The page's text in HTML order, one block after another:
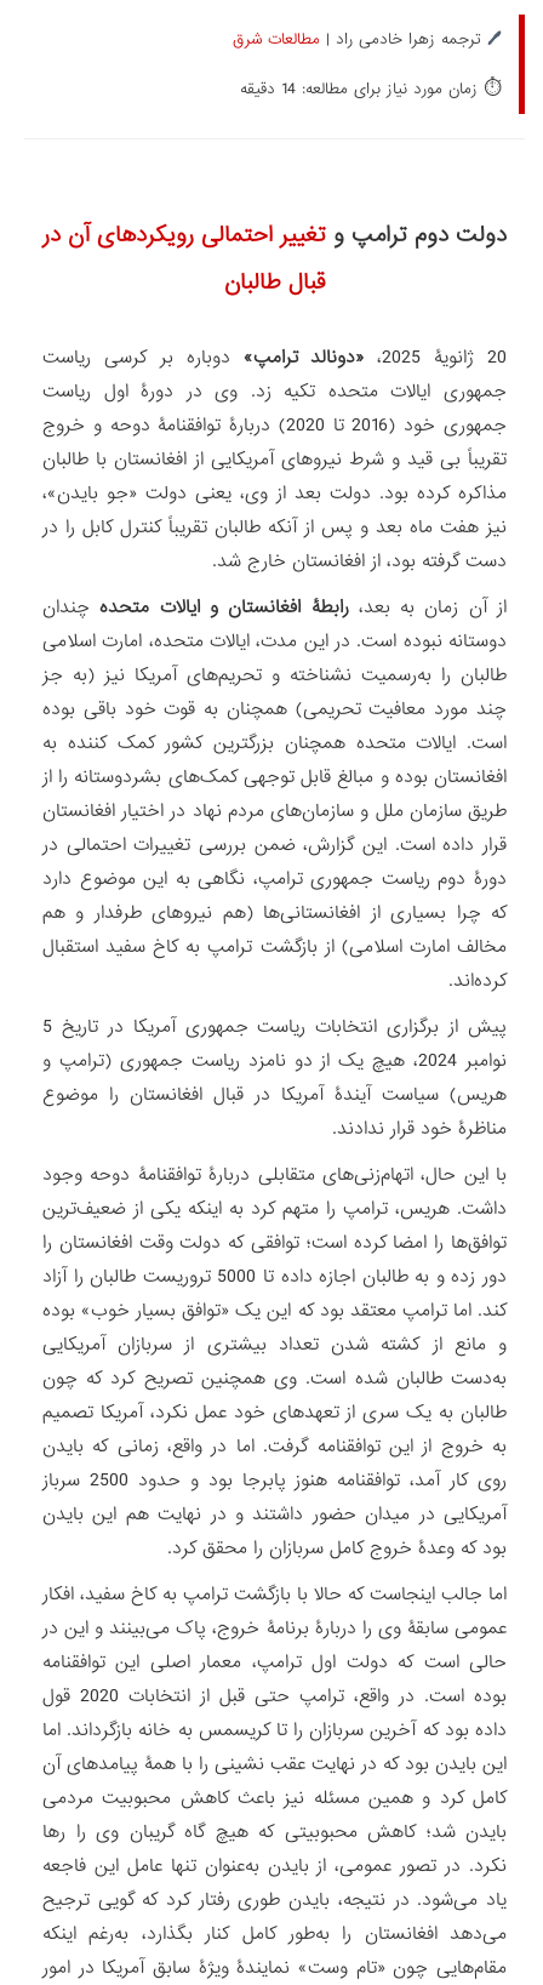
🖊️ ترجمه زهرا خادمی راد | مطالعات شرق
⏱️ زمان مورد نیاز برای مطالعه: 14 دقیقه
دولت دوم ترامپ و تغییر احتمالی رویکردهای آن در
قبال طالبان
20 ژانویۀ 2025، «دونالد ترامپ» دوباره بر کرسی ریاست
جمهوری ایالات متحده تکیه زد. وی در دورۀ اول ریاست
جمهوری خود (2016 تا 2020) دربارۀ توافقنامۀ دوحه و خروج
تقریباً بی ‌قید و شرط نیروهای آمریکایی از افغانستان با طالبان
مذاکره کرده بود. دولت بعد از وی، یعنی دولت «جو بایدن»،
نیز هفت ماه بعد و پس از آنکه طالبان تقریباً کنترل کابل را در
دست گرفته بود، از افغانستان خارج شد.
از آن زمان به بعد،رابطۀ افغانستان و ایالات متحدهچندان
دوستانه نبوده است. در این مدت، ایالات متحده، امارت اسلامی
طالبان را به‌رسمیت نشناخته و تحریم‌های آمریکا نیز (به جز
چند مورد معافیت تحریمی) همچنان به قوت خود باقی بوده
است. ایالات متحده همچنان بزرگترین کشور کمک کننده به
افغانستان بوده و مبالغ قابل توجهی کمک‌های بشردوستانه را از
طریق سازمان ملل و سازمان‌‌های مردم نهاد در اختیار افغانستان
قرار داده است. این گزارش، ضمن بررسی تغییرات احتمالی در
دورۀ دوم ریاست جمهوری ترامپ، نگاهی به این موضوع دارد
که چرا بسیاری از افغانستانی‌ها (هم نیروهای طرفدار و هم
مخالف امارت اسلامی) از بازگشت ترامپ به کاخ سفید استقبال
کرده‌اند.
پیش از برگزاری انتخابات ریاست جمهوری آمریکا در تاریخ 5
نوامبر 2024، هیچ‌ یک از دو نامزد ریاست جمهوری (ترامپ و
هریس) سیاست آیندۀ آمریکا در قبال افغانستان را موضوع
مناظرۀ خود قرار ندادند.
با این حال، اتهام‌زنی‌های متقابلی دربارۀ توافقنامۀ دوحه وجود
داشت. هریس، ترامپ را متهم کرد به اینکه یکی از ضعیف‌ترین
توافق‌ها را امضا کرده است؛ توافقی که دولت وقت افغانستان را
دور زده و به طالبان اجازه داده تا 5000 تروریست طالبان را آزاد
کند. اما ترامپ معتقد بود که این یک «توافق بسیار خوب» بوده
و مانع از کشته شدن تعداد بیشتری از سربازان آمریکایی
به‌دست طالبان شده است. وی همچنین تصریح کرد که چون
طالبان به یک سری از تعهدهای خود عمل نکرد، آمریکا تصمیم
به خروج از این توافقنامه گرفت. اما در واقع، زمانی که بایدن
روی کار آمد، توافقنامه هنوز پابرجا بود و حدود 2500 سرباز
آمریکایی در میدان حضور داشتند و در نهایت هم این بایدن
بود که وعدۀ خروج کامل سربازان را محقق کرد.
اما جالب اینجاست که حالا با بازگشت ترامپ به کاخ سفید، افکار
عمومی سابقۀ وی را دربارۀ برنامۀ خروج، پاک می‌بینند و این در
حالی است که دولت اول ترامپ، معمار اصلی این توافقنامه
بوده است. در واقع، ترامپ حتی قبل از انتخابات 2020 قول
داده بود که آخرین سربازان را تا کریسمس به خانه بازگرداند. اما
این بایدن بود که در نهایت عقب نشینی را با همۀ پیامدهای آن
کامل کرد و همین مسئله نیز باعث کاهش محبوبیت مردمی
بایدن شد؛ کاهش محبوبیتی که هیچ ‌گاه گریبان وی را رها
نکرد. در تصور عمومی، از بایدن به‌عنوان تنها عامل این فاجعه
یاد می‌شود. در نتیجه، بایدن طوری رفتار کرد که گویی ترجیح
می‌دهد افغانستان را به‌طور کامل کنار بگذارد، به‌رغم اینکه
مقام‌هایی چون «تام وست» نمایندۀ ویژۀ سابق آمریکا در امور